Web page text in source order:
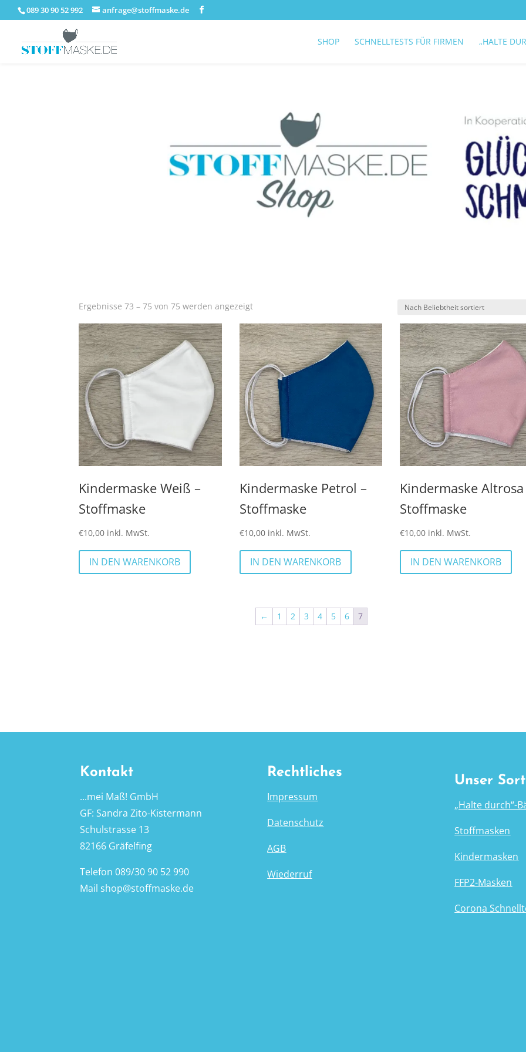
089 30 90 52 992 anfrage@stoffmaske.de
SHOP SCHNELLTESTS FÜR FIRMEN „HALTE
Ergebnisse 73 – 75 von 75 werden angezeigtNach
sortiert
Kindermaske Weiß –
Stoffmaske
€10,00 inkl. MwSt.
IN DEN WARENKORB
Kindermaske Petrol –
Stoffmaske
€10,00 inkl. MwSt.
IN DEN WARENKORB
Kindermaske Altrosa
Stoffmaske
€10,00 inkl. MwSt.
IN DEN WARENKORB
← 1 2 3 4 5 6 7
Kontakt
...mei Maß! GmbH
GF: Sandra Zito-Kistermann
Schulstrasse 13
82166 Gräfelfing
Telefon089/30 90 52 990
Mailshop@stoffmaske.de
Rechtliches
Impressum
Datenschutz
AGB
Wiederruf
Unser
„Halte durch“-
Stoffmasken
Kindermasken
FFP2-Masken
Corona